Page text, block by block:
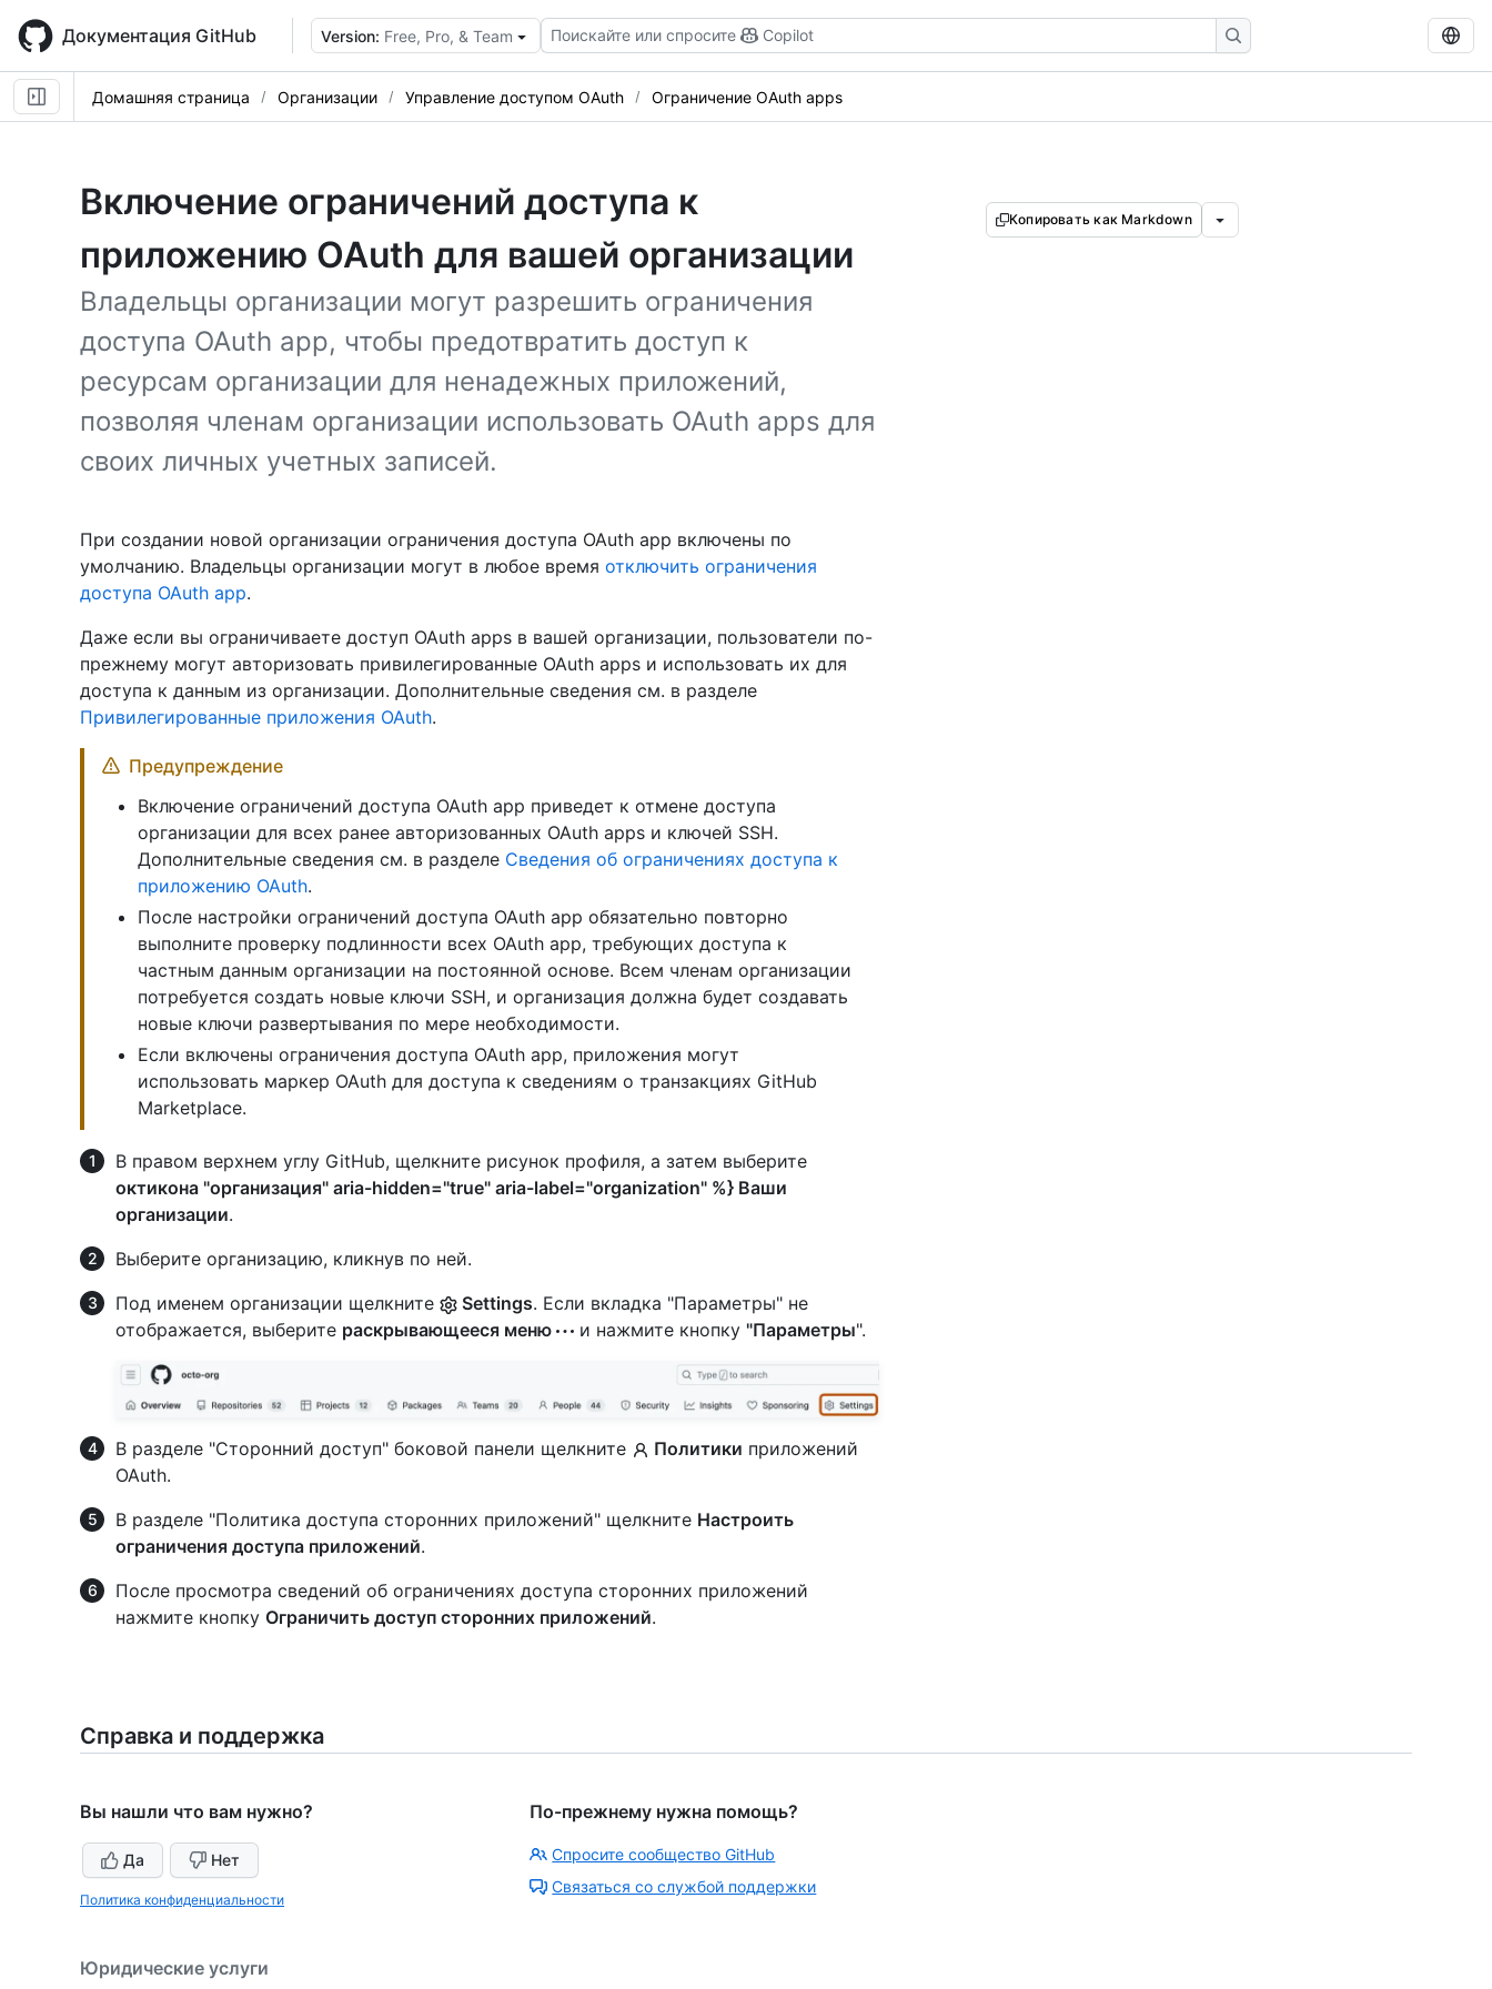
main
content
Документация GitHub Version: Free, Pro, & Team Поискайте или спросите Copilot
Домашняя страница Организации Управление доступом OAuth Ограничение OAuth apps
Включение ограничений доступа к
приложению OAuth для вашей организации
Владельцы организации могут разрешить ограничения
доступа OAuth app, чтобы предотвратить доступ к
ресурсам организации для ненадежных приложений,
позволяя членам организации использовать OAuth apps для
своих личных учетных записей.
Копировать как Markdown
При создании новой организации ограничения доступа OAuth app включены по
умолчанию. Владельцы организации могут в любое время отключить ограничения
доступа OAuth app.
Даже если вы ограничиваете доступ OAuth apps в вашей организации, пользователи по-
прежнему могут авторизовать привилегированные OAuth apps и использовать их для
доступа к данным из организации. Дополнительные сведения см. в разделе
Привилегированные приложения OAuth.
Предупреждение
Включение ограничений доступа OAuth app приведет к отмене доступа
организации для всех ранее авторизованных OAuth apps и ключей SSH.
Дополнительные сведения см. в разделе Сведения об ограничениях доступа к
приложению OAuth.
После настройки ограничений доступа OAuth app обязательно повторно
выполните проверку подлинности всех OAuth app, требующих доступа к
частным данным организации на постоянной основе. Всем членам организации
потребуется создать новые ключи SSH, и организация должна будет создавать
новые ключи развертывания по мере необходимости.
Если включены ограничения доступа OAuth app, приложения могут
использовать маркер OAuth для доступа к сведениям о транзакциях GitHub
Marketplace.
В правом верхнем углу GitHub, щелкните рисунок профиля, а затем выберите
октикона "организация" aria-hidden="true" aria-label="organization" %} Ваши
организации.
Выберите организацию, кликнув по ней.
Под именем организации щелкните
Settings. Если вкладка "Параметры" не
отображается, выберите раскрывающееся меню и нажмите кнопку "Параметры".
В разделе "Сторонний доступ" боковой панели щелкните Политики приложений
OAuth.
В разделе "Политика доступа сторонних приложений" щелкните Настроить
ограничения доступа приложений.
После просмотра сведений об ограничениях доступа сторонних приложений
нажмите кнопку Ограничить доступ сторонних приложений.
Справка и поддержка
Вы нашли что вам нужно?
Да Нет
Политика конфиденциальности
По-прежнему нужна помощь?
Спросите сообщество GitHub
Связаться со службой поддержки
Юридические услуги